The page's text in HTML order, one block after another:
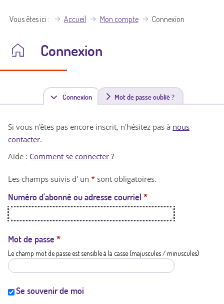
Vous êtes ici Accueil Mon compte Connexion
Connexion
Connexion(
n
t
a
t
i
Mot de passe oublié ?
Si vous n'êtes pas encore inscrit, n'hésitez pas à nous
contacter.
Aide : Comment se connecter ?
Les champs suivis d' un * sont obligatoires.
Numéro d'abonné ou adresse courriel *
Mot de passe *
Le champ mot de passe est sensible à la casse (majuscules / minuscules)
Se souvenir de moi